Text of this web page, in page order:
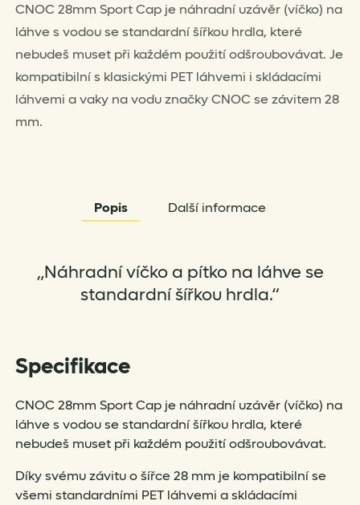
CNOC 28mm Sport Cap je náhradní uzávěr (víčko) na
láhve s vodou se standardní šířkou hrdla, které
nebudeš muset při každém použití odšroubovávat. Je
kompatibilní s klasickými PET láhvemi i skládacími
láhvemi a vaky na vodu značky CNOC se závitem 28
mm.
Cap
množství
Popis Další informace
„Náhradní víčko a pítko na láhve se
standardní šířkou hrdla.“
Specifikace
CNOC 28mm Sport Cap je náhradní uzávěr (víčko) na
láhve s vodou se standardní šířkou hrdla, které
nebudeš muset při každém použití odšroubovávat.
Díky svému závitu o šířce 28 mm je kompatibilní se
všemi standardními PET láhvemi a skládacími